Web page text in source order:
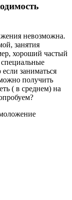
невозможна.
занятия
хороший частый
заниматься
получить
( в среднем) на